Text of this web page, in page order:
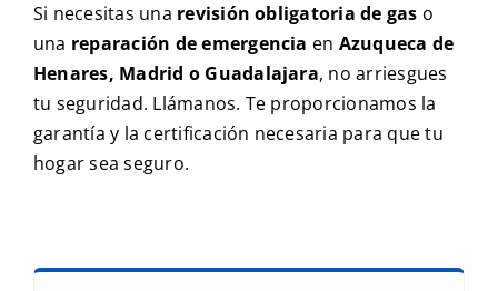
Si necesitas una revisión obligatoria de gas o
una reparación de emergencia en Azuqueca de
Henares, Madrid o Guadalajara, no arriesgues
tu seguridad. Llámanos. Te proporcionamos la
garantía y la certificación necesaria para que tu
hogar sea seguro.